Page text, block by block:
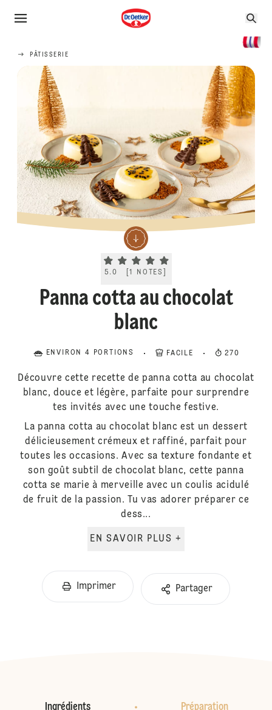
PÂTISSERIE
Current rating 5.0. Click to rate.
5.0 [1 NOTES
Panna cotta au chocolat
blanc
ENVIRON 4 PORTIONS FACILE 270
Découvre cette recette de panna cotta au chocolat
blanc, douce et légère, parfaite pour surprendre
tes invités avec une touche festive.
La panna cotta au chocolat blanc est un dessert
délicieusement crémeux et raffiné, parfait pour
toutes les occasions. Avec sa texture fondante et
son goût subtil de chocolat blanc, cette panna
cotta se marie à merveille avec un coulis acidulé
de fruit de la passion. Tu vas adorer préparer ce
dess...
EN SAVOIR PLUS +
Imprimer Partager
Ingrédients Préparation